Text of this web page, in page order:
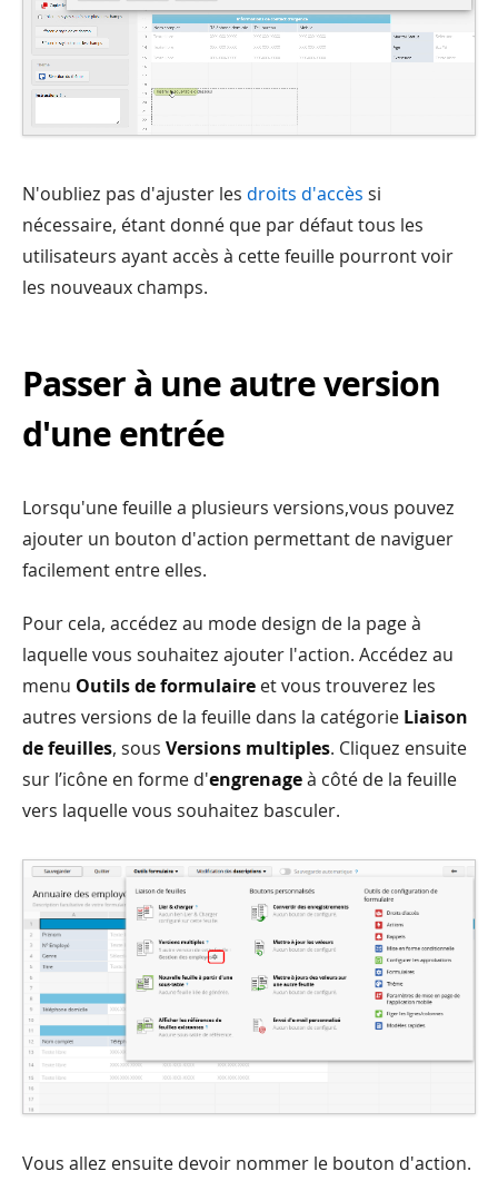
N'oubliez pas d'ajuster les droits d'accès si
nécessaire, étant donné que par défaut tous les
utilisateurs ayant accès à cette feuille pourront voir
les nouveaux champs.
Passer à une autre version
d'une entrée
Lorsqu'une feuille a plusieurs versions,vous pouvez
ajouter un bouton d'action permettant de naviguer
facilement entre elles.
Pour cela, accédez au mode design de la page à
laquelle vous souhaitez ajouter l'action. Accédez au
menu Outils de formulaire et vous trouverez les
autres versions de la feuille dans la catégorie Liaison
de feuilles, sous Versions multiples. Cliquez ensuite
sur l’icône en forme d'engrenageà côté de la feuille
vers laquelle vous souhaitez basculer.
Vous allez ensuite devoir nommer le bouton d'action.